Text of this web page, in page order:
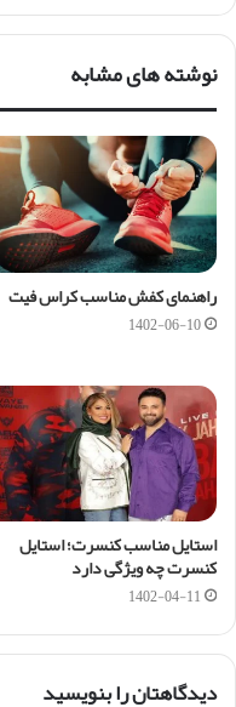
نوشته های مشابه
راهنمای کفش مناسب کراس فیت
1402-06-10
استایل مناسب کنسرت؛ استایل
کنسرت چه ویژگی دارد
1402-04-11
دیدگاهتان را بنویسید